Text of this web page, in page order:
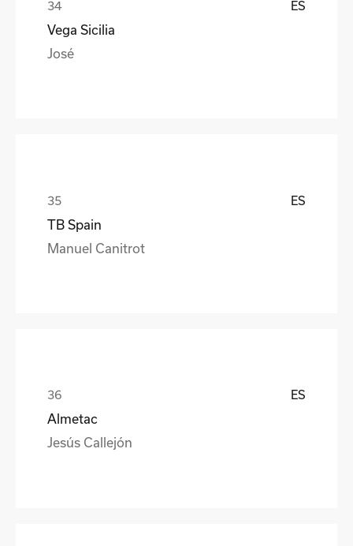
ES
Vega Sicilia
José
ES
TB Spain
Manuel Canitrot
ES
Almetac
Jesús Callejón